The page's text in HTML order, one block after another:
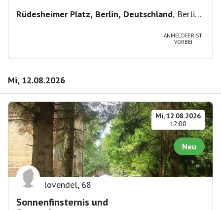
Rüdesheimer Platz, Berlin, Deutschland, Berlin-
ANMELDEFRIST
VORBEI
Mi, 12.08.2026
Mi, 12.08.2026
12:00
Neu
lovendel, 68
Sonnenfinsternis und